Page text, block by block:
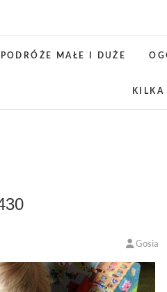
PODRÓŻE MAŁE I DUŻE
KILKA
Gosia